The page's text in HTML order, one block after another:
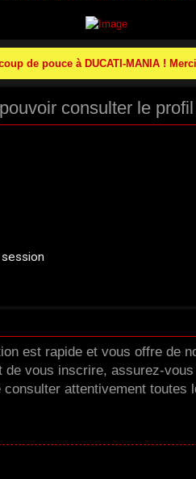
de pouce à DUCATI-MANIA !
consulter le
est rapide et vous offre de
vous inscrire, assurez-
attentivement